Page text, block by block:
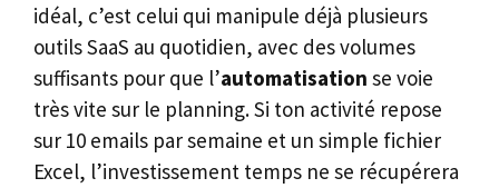
idéal, c’est celui qui manipule déjà plusieurs
outils SaaS au quotidien, avec des volumes
suffisants pour que l’automatisation se voie
très vite sur le planning. Si ton activité repose
sur 10 emails par semaine et un simple fichier
Excel, l’investissement temps ne se récupérera